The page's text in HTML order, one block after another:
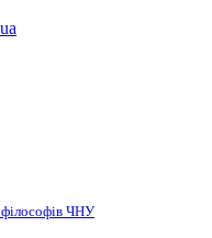
філософів ЧНУ